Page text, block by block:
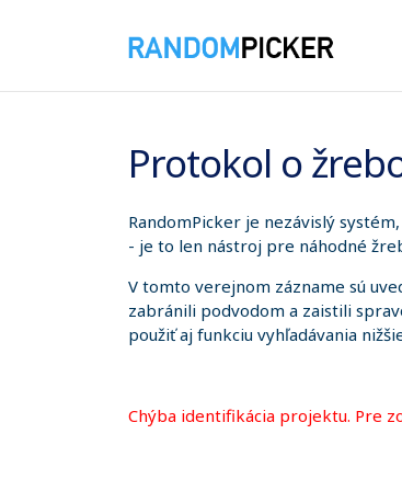
Protokol o
RandomPicker je nezávislý
- je to len nástroj pre náhodné
V tomto verejnom zázname sú
zabránili podvodom a zaistili
použiť aj funkciu vyhľadávania
Chýba identifikácia projektu. Pre